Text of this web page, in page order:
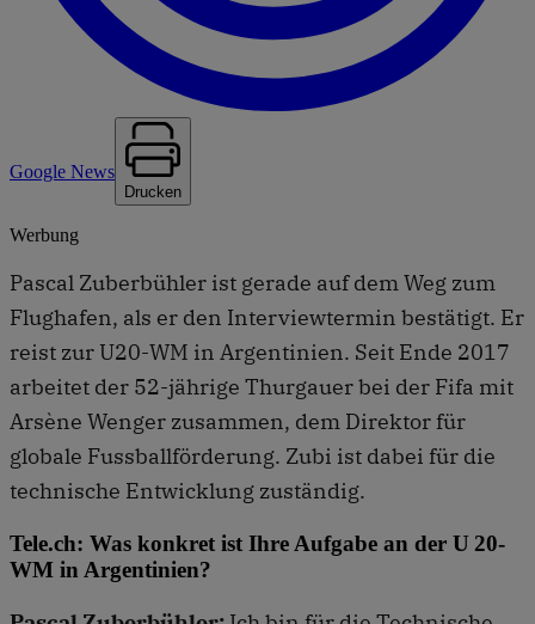
Google News
Drucken
Werbung
Pascal Zuberbühler ist gerade auf dem Weg zum
Flughafen, als er den Interviewtermin bestätigt. Er
reist zur U20-WM in Argentinien. Seit Ende 2017
arbeitet der 52-jährige Thurgauer bei der Fifa mit
Arsène Wenger zusammen, dem Direktor für
globale Fussballförderung. Zubi ist dabei für die
technische Entwicklung zuständig.
Tele.ch: Was konkret ist Ihre Aufgabe an der U 20-
WM in Argentinien?